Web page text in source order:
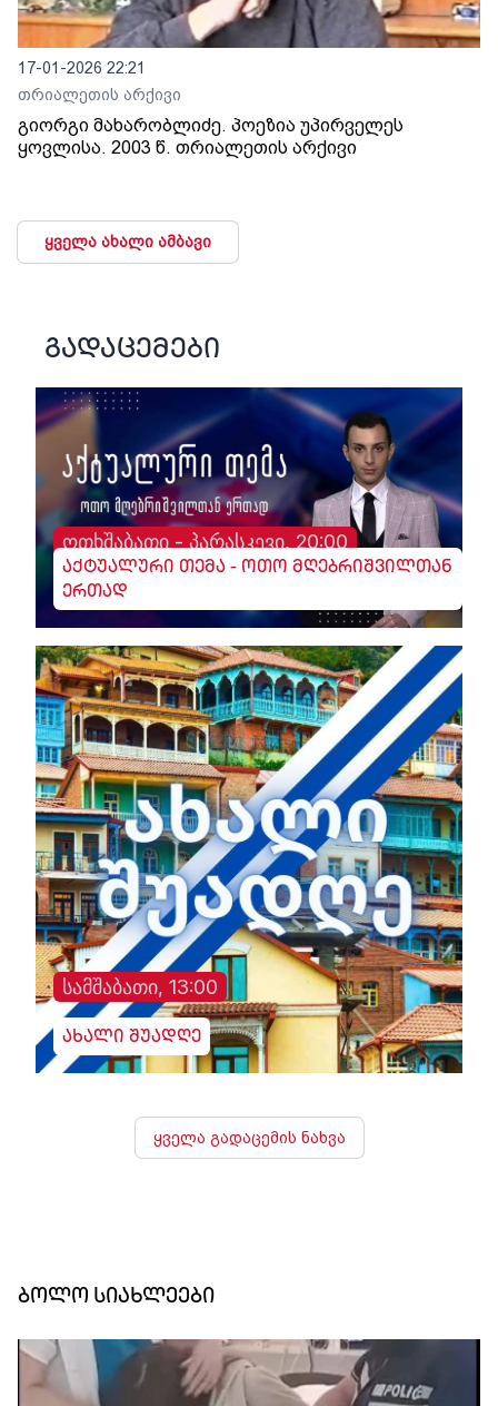
17-01-2026 22:21
თრიალეთის არქივი
გიორგი მახარობლიძე. პოეზია უპირველეს
ყოვლისა. 2003 წ. თრიალეთის არქივი
ყველა ახალი ამბავი
გადაცემები
ოთხშაბათი - პარასკევი, 20:00
აქტუალური თემა - ოთო მღებრიშვილთან
ერთად
სამშაბათი, 13:00
ახალი შუადღე
ყველა გადაცემის ნახვა
ბოლო სიახლეები